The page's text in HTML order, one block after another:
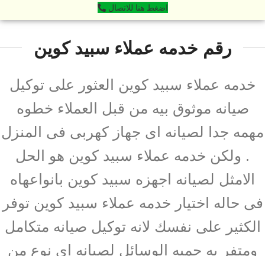
اضغط هنا للاتصال
رقم خدمه عملاء سبيد كوين
خدمه عملاء سبيد كوين العثور على توكيل
صيانه موثوق بيه من قبل العملاء خطوه
مهمه جدا لصيانه اى جهاز كهربى فى المنزل
. ولكن خدمه عملاء سبيد كوين هو الحل
الامثل لصيانه اجهزه سبيد كوين بانواعهاه
فى حاله اختيار خدمه عملاء سبيد كوين توفر
الكثير على نفسك لانه توكيل صيانه متكامل
ومتفر به جميه الوسائل لصيانه اى نوع من